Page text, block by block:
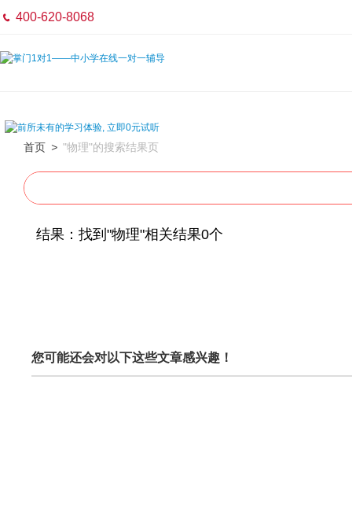
 400-620-8068
首页 > "物理"的搜索结果页
结果：找到"物理"相关结果0个
您可能还会对以下这些文章感兴趣！